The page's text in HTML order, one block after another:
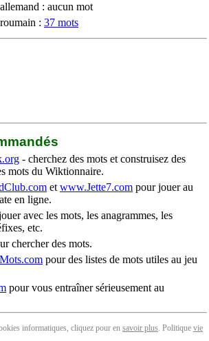
: aucun mot
: 37 mots
- cherchez des mots et construisez des
mots du Wiktionnaire.
et www.Jette7.com pour jouer au
en ligne.
avec les mots, les anagrammes, les
etc.
chercher des mots.
pour des listes de mots utiles au jeu
pour vous entraîner sérieusement au
informatiques, cliquez pour en savoir plus. Politique vie